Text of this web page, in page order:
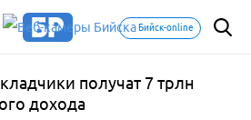
Бийск-online
получат 7 трлн
дохода